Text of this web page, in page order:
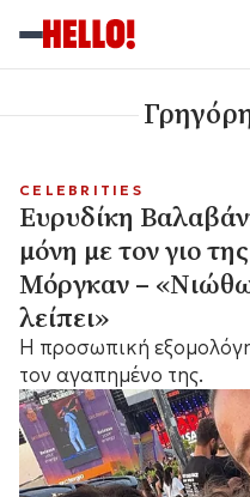
CELEBRITIES
Ευρυδίκη
μόνη με τον γιο
Μόργκαν –
λείπει»
Η προσωπική
τον αγαπημένο της.